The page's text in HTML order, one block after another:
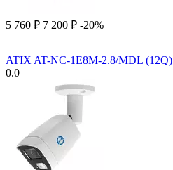
5 760 ₽ 7 200 ₽ -20%
ATIX AT-NC-1E8M-2.8/MDL (12Q)
0.0